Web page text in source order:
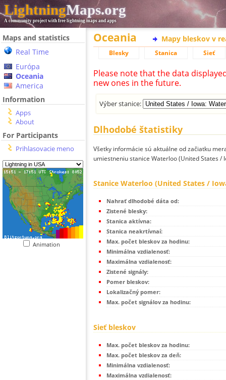
LightningMaps.org
A community project with free lightning maps and apps
Maps and statistics
Real Time
Európa
Oceania
America
Information
Apps
About
For Participants
Prihlasovacie meno
Animation
Oceania Mapy bleskov v
Blesky Stanica Sieť
Please note that the data
new ones in the future.
Výber stanice:
Dlhodobé štatistiky
Všetky informácie sú aktuálne od začiatku
umiestneniu stanice Waterloo (United States /
Stanice Waterloo (United States /
Nahrať dlhodobé dáta od:
Zistené blesky:
Stanica aktívna:
Stanica neakrtívnaí:
Max. počet bleskov za hodinu:
Minimálna vzdialenosť:
Maximálna vzdialenosť:
Zistené signály:
Pomer bleskov:
Lokalizačný pomer:
Max. počet signálov za hodinu:
Sieť bleskov
Max. počet bleskov za hodinu:
Max. počet bleskov za deň:
Minimálna vzdialenosť:
Maximálna vzdialenosť: